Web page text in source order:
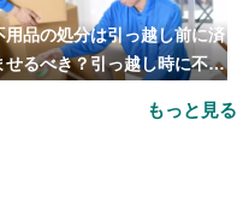
用品の処分は引っ越し前に済
せるべき？引っ越し時に不用
もっと見る